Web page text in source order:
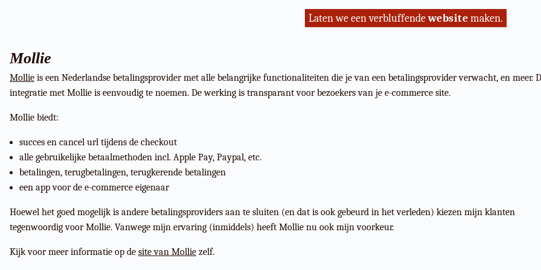
Laten we een verbluffendewebsitemaken.
Mollie
Mollie is een Nederlandse betalingsprovider met alle belangrijke functionaliteiten die je van een betalingsprovider verwacht, en meer.
integratie met Mollie is eenvoudig te noemen. De werking is transparant voor bezoekers van je e-commerce site.
Mollie biedt:
succes en cancel url tijdens de checkout
alle gebruikelijke betaalmethoden incl. Apple Pay, Paypal, etc.
betalingen, terugbetalingen, terugkerende betalingen
een app voor de e-commerce eigenaar
Hoewel het goed mogelijk is andere betalingsproviders aan te sluiten (en dat is ook gebeurd in het verleden) kiezen mijn klanten
tegenwoordig voor Mollie. Vanwege mijn ervaring (inmiddels) heeft Mollie nu ook mijn voorkeur.
Kijk voor meer informatie op de site van Mollie zelf.